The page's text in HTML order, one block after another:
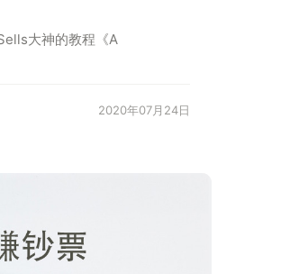
大神的教程《A
2020年07月24日